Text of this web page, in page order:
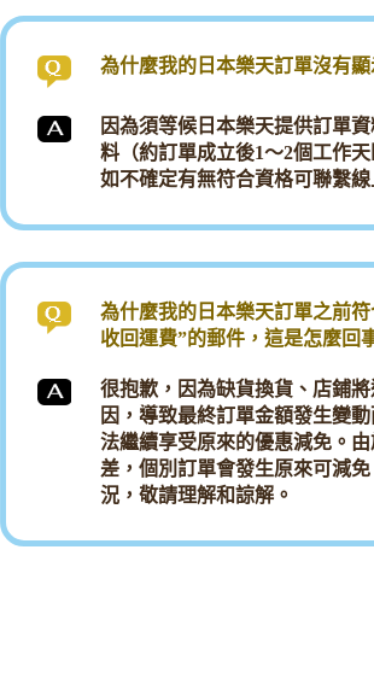
為什麼我的日本樂天訂單沒有
因為須等候日本樂天提供訂單
料（約訂單成立後1～2個工作
如不確定有無符合資格可聯繫
為什麼我的日本樂天訂單之前
收回運費”的郵件，這是怎麼回
很抱歉，因為缺貨換貨、店鋪
因，導致最終訂單金額發生變
法繼續享受原來的優惠減免。
差，個別訂單會發生原來可減
況，敬請理解和諒解。